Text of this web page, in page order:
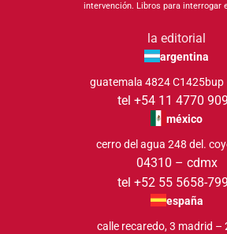
intervención. Libros para interrogar
la editorial
argentina
guatemala 4824 C1425bup
tel +54 11 4770
méxico
cerro del agua 248 del.
04310 – cdmx
tel +52 55 5658-
españa
calle recaredo, 3 madrid –